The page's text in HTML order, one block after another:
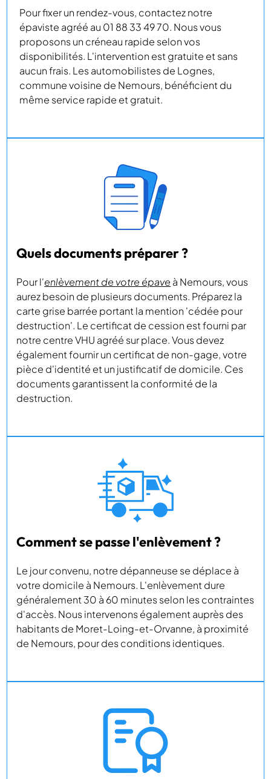
Pour fixer un rendez-vous, contactez notre
épaviste agréé au 01 88 33 49 70. Nous vous
proposons un créneau rapide selon vos
disponibilités. L'intervention est gratuite et sans
aucun frais. Les automobilistes de Lognes,
commune voisine de Nemours, bénéficient du
même service rapide et gratuit.
Quels documents préparer ?
Pour l'enlèvement de votre épave à Nemours, vous
aurez besoin de plusieurs documents. Préparez la
carte grise barrée portant la mention 'cédée pour
destruction'. Le certificat de cession est fourni par
notre centre VHU agréé sur place. Vous devez
également fournir un certificat de non-gage, votre
pièce d'identité et un justificatif de domicile. Ces
documents garantissent la conformité de la
destruction.
Comment se passe l'enlèvement ?
Le jour convenu, notre dépanneuse se déplace à
votre domicile à Nemours. L'enlèvement dure
généralement 30 à 60 minutes selon les contraintes
d'accès. Nous intervenons également auprès des
habitants de Moret-Loing-et-Orvanne, à proximité
de Nemours, pour des conditions identiques.